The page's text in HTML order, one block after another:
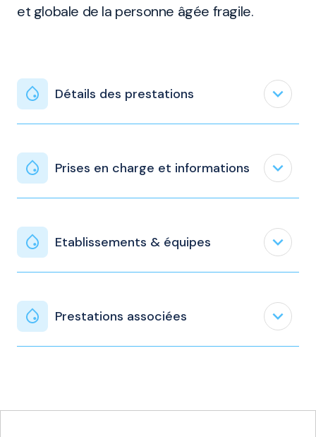
et globale de la personne âgée fragile.
Détails des prestations expand_less
Prises en charge et informations expand_less
Etablissements & équipes expand_less
Prestations associées expand_less